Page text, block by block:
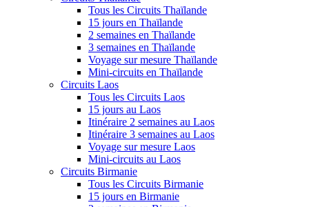
Tous les Circuits Thaïlande
15 jours en Thaïlande
2 semaines en Thaïlande
3 semaines en Thaïlande
Voyage sur mesure Thaïlande
Mini-circuits en Thaïlande
Circuits Laos
Tous les Circuits Laos
15 jours au Laos
Itinéraire 2 semaines au Laos
Itinéraire 3 semaines au Laos
Voyage sur mesure Laos
Mini-circuits au Laos
Circuits Birmanie
Tous les Circuits Birmanie
15 jours en Birmanie